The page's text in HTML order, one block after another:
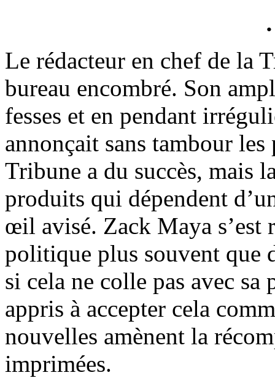
Le rédacteur en chef de la
bureau encombré. Son
fesses et en pendant
annonçait sans tambour
Tribune a du succès, mais
produits qui dépendent
œil avisé. Zack Maya s’est
politique plus souvent que
si cela ne colle pas avec
appris à accepter cela
nouvelles amènent la
imprimées.